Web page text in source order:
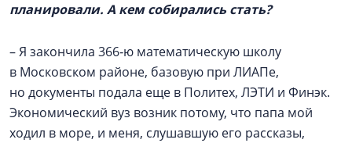
планировали. А кем собирались стать?
– Я закончила 366‑ю математическую школу
в Московском районе, базовую при ЛИАПе,
но документы подала еще в Политех, ЛЭТИ и Финэк.
Экономический вуз возник потому, что папа мой
ходил в море, и меня, слушавшую его рассказы,